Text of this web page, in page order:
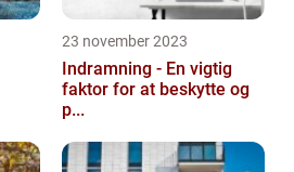
23 november 2023
Indramning - En vigtig
faktor for at beskytte og
p...